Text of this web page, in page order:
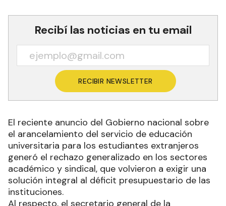
Recibí las noticias en tu email
RECIBIR NEWSLETTER
El reciente anuncio del Gobierno nacional sobre
el arancelamiento del servicio de educación
universitaria para los estudiantes extranjeros
generó el rechazo generalizado en los sectores
académico y sindical, que volvieron a exigir una
solución integral al déficit presupuestario de las
instituciones.
Al respecto, el secretario general de la